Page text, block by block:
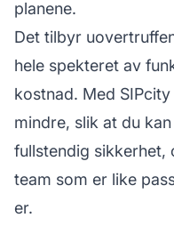
planene.
Det tilbyr
hele spekteret av
kostnad. Med
mindre, slik at du
fullstendig sikkerhet,
team som er like
er.